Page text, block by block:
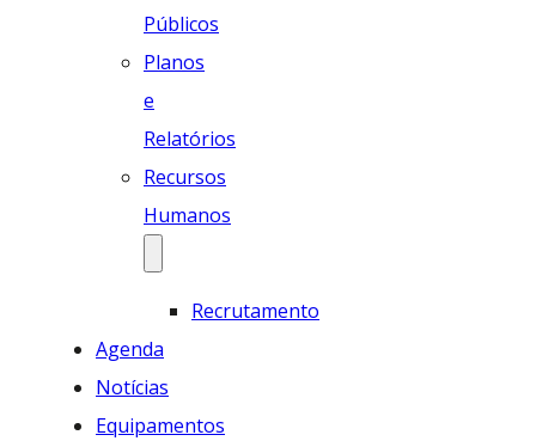
Públicos
Planos
e
Relatórios
Recursos
Humanos
Recrutamento
Agenda
Notícias
Equipamentos